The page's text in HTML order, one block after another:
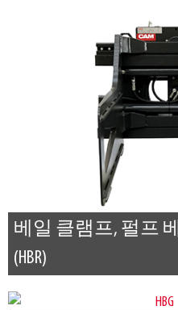
회
블
베일 클램프, 펄프
(HBR)